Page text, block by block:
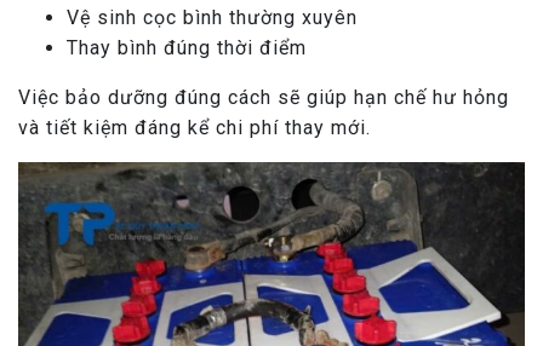
Vệ sinh cọc bình thường xuyên
Thay bình đúng thời điểm
Việc bảo dưỡng đúng cách sẽ giúp hạn chế hư hỏng
và tiết kiệm đáng kể chi phí thay mới.